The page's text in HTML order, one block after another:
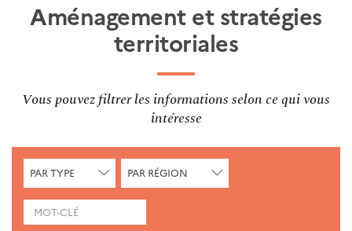
Aménagement et stratégies
territoriales
Vous pouvez filtrer les informations selon ce qui vous
intéresse
PAR
PAR TYPE
PAR
PAR RÉGION
MOTS-CLÉS